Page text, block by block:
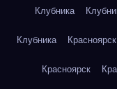
Клубника
Клубника Красноярск
Красноярск